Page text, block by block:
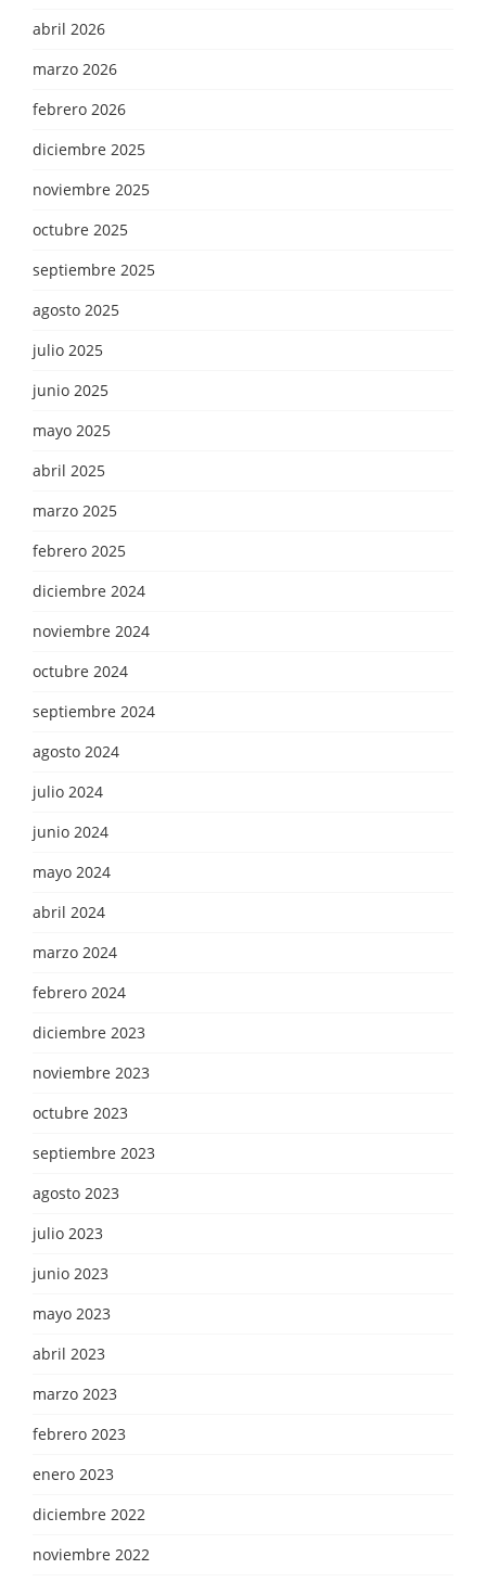
abril 2026
marzo 2026
febrero 2026
diciembre 2025
noviembre 2025
octubre 2025
septiembre 2025
agosto 2025
julio 2025
junio 2025
mayo 2025
abril 2025
marzo 2025
febrero 2025
diciembre 2024
noviembre 2024
octubre 2024
septiembre 2024
agosto 2024
julio 2024
junio 2024
mayo 2024
abril 2024
marzo 2024
febrero 2024
diciembre 2023
noviembre 2023
octubre 2023
septiembre 2023
agosto 2023
julio 2023
junio 2023
mayo 2023
abril 2023
marzo 2023
febrero 2023
enero 2023
diciembre 2022
noviembre 2022